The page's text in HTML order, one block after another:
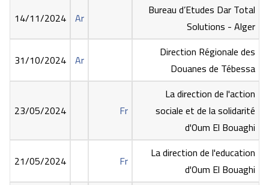
Bureau d’Etudes Dar Total
Solutions - Alger
Ar
14/11/2024
Direction Régionale des
Douanes de Tébessa
Ar
31/10/2024
La direction de l'action
sociale et de la solidarité
d'Oum El Bouaghi
Fr
23/05/2024
La direction de l'education
d'Oum El Bouaghi
Fr
21/05/2024